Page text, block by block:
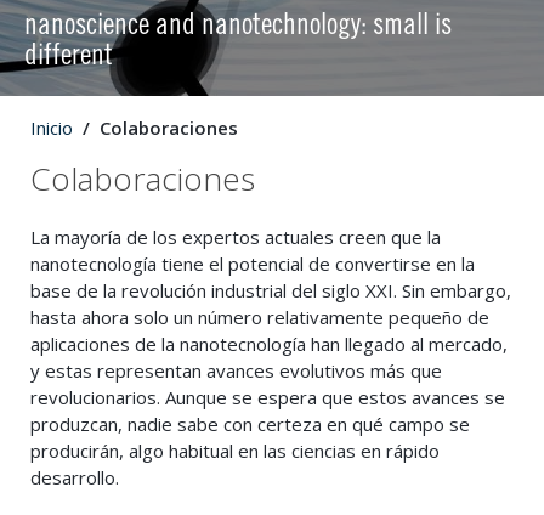
nanoscience and nanotechnology: small is
different
Inicio Colaboraciones
Colaboraciones
La mayoría de los expertos actuales creen que la
nanotecnología tiene el potencial de convertirse en la
base de la revolución industrial del siglo XXI. Sin embargo,
hasta ahora solo un número relativamente pequeño de
aplicaciones de la nanotecnología han llegado al mercado,
y estas representan avances evolutivos más que
revolucionarios. Aunque se espera que estos avances se
produzcan, nadie sabe con certeza en qué campo se
producirán, algo habitual en las ciencias en rápido
desarrollo.